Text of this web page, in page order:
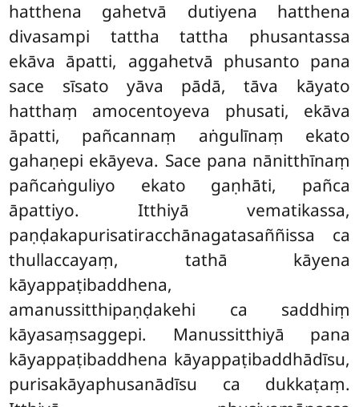
hatthena gahetvā dutiyena hatthena
divasampi tattha tattha phusantassa
ekāva āpatti, aggahetvā phusanto pana
sace sīsato yāva pādā, tāva kāyato
hatthaṃ amocentoyeva phusati, ekāva
āpatti, pañcannaṃ aṅgulīnaṃ ekato
gahaṇepi ekāyeva. Sace pana nānitthīnaṃ
pañcaṅguliyo ekato gaṇhāti, pañca
āpattiyo. Itthiyā vematikassa,
paṇḍakapurisatiracchānagatasaññissa ca
thullaccayaṃ, tathā kāyena
kāyappaṭibaddhena,
amanussitthipaṇḍakehi ca saddhiṃ
kāyasaṃsaggepi. Manussitthiyā pana
kāyappaṭibaddhena kāyappaṭibaddhādīsu,
purisakāyaphusanādīsu ca dukkaṭaṃ.